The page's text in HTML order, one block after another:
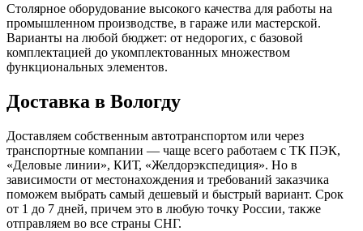
Столярное оборудование высокого качества для работы на
промышленном производстве, в гараже или мастерской.
Варианты на любой бюджет: от недорогих, с базовой
комплектацией до укомплектованных множеством
функциональных элементов.
Доставка в Вологду
Доставляем собственным автотранспортом или через
транспортные компании — чаще всего работаем с ТК ПЭК,
«Деловые линии», КИТ, «Желдорэкспедиция». Но в
зависимости от местонахождения и требований заказчика
поможем выбрать самый дешевый и быстрый вариант. Срок
от 1 до 7 дней, причем это в любую точку России, также
отправляем во все страны СНГ.